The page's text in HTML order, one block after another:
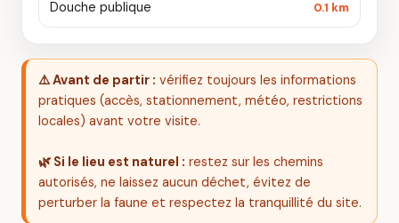
Douche publique 0.1 km
⚠️ Avant de partir : vérifiez toujours les informations
pratiques (accès, stationnement, météo, restrictions
locales) avant votre visite.
🌿 Si le lieu est naturel : restez sur les chemins
autorisés, ne laissez aucun déchet, évitez de
perturber la faune et respectez la tranquillité du site.